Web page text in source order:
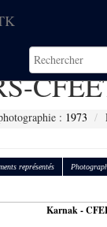
: 1973
représentés